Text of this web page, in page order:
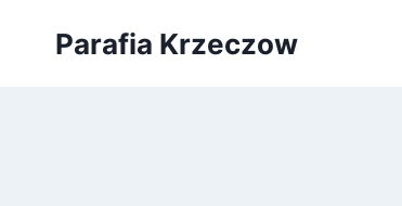
Parafia Krzeczow